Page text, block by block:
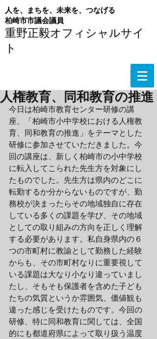
重野正毅オフィシャルサイ
ト
人を、まちを、未来を、つなげる
​柏崎市市議会議員
人権教育、同和教育の推進
今日は柏崎市教育センター研修の講
座、「柏崎市小中学校における人権教
育、同和教育の推進」をテーマとした
研修に参加させていただきました。今
回の講座は、新しく柏崎市の小中学校
に転入してこられた先生方を対象にし
たものでした。先生方は県内のどこに
転勤するか分からないものですが、勤
務校が決まったらその地域独自に存在
している多くの課題を学び、その地域
としての取り組みの方向を正しく理解
する必要があります。私自身県内の６
つの市町村に教諭として勤務した経験
からも、その市町村なりに重要視して
いる課題は大なり小なり違っていまし
たし、そもそも保護者を含めた子ども
たちの気質というか雰囲気、価値観も
違った感じを受けたものです。今回の
研修、特に同和教育に関しては、全国
的にも都道府県によって取り扱う温度